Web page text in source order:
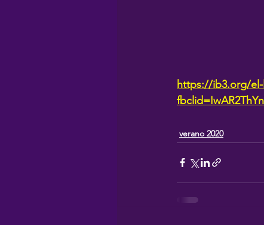
https://ib3.org/el-
verano 2020